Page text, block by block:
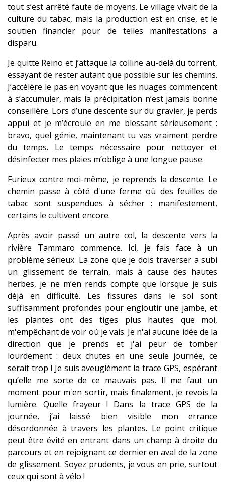
tout s’est arrêté faute de moyens. Le village vivait de la
culture du tabac, mais la production est en crise, et le
soutien financier pour de telles manifestations a
disparu.
Je quitte Reino et j’attaque la colline au-delà du torrent,
essayant de rester autant que possible sur les chemins.
J’accélère le pas en voyant que les nuages commencent
à s’accumuler, mais la précipitation n’est jamais bonne
conseillère. Lors d’une descente sur du gravier, je perds
appui et je m’écroule en me blessant sérieusement :
bravo, quel génie, maintenant tu vas vraiment perdre
du temps. Le temps nécessaire pour nettoyer et
désinfecter mes plaies m’oblige à une longue pause.
Furieux contre moi-même, je reprends la descente. Le
chemin passe à côté d'une ferme où des feuilles de
tabac sont suspendues à sécher : manifestement,
certains le cultivent encore.
Après avoir passé un autre col, la descente vers la
rivière Tammaro commence. Ici, je fais face à un
problème sérieux. La zone que je dois traverser a subi
un glissement de terrain, mais à cause des hautes
herbes, je ne m’en rends compte que lorsque je suis
déjà en difficulté. Les fissures dans le sol sont
suffisamment profondes pour engloutir une jambe, et
les plantes ont des tiges plus hautes que moi,
m'empêchant de voir où je vais. Je n'ai aucune idée de la
direction que je prends et j'ai peur de tomber
lourdement : deux chutes en une seule journée, ce
serait trop ! Je suis aveuglément la trace GPS, espérant
qu’elle me sorte de ce mauvais pas. Il me faut un
moment pour m'en sortir, mais finalement, je revois la
lumière. Quelle frayeur ! Dans la trace GPS de la
journée, j’ai laissé bien visible mon errance
désordonnée à travers les plantes. Le point critique
peut être évité en entrant dans un champ à droite du
parcours et en rejoignant ce dernier en aval de la zone
de glissement. Soyez prudents, je vous en prie, surtout
ceux qui sont à vélo !